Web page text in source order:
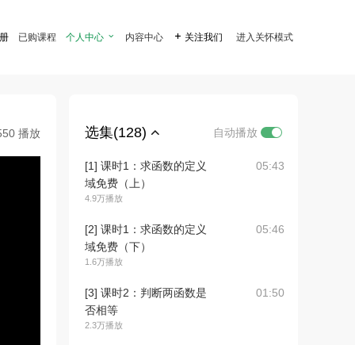
已购课程 个人中心  内容中心  关注我们 进入关怀模式
播放 选集(128) 自动播放
[1] 课时1：求函数的定义
域免费（上）
4.9万播放
05:43
[2] 课时1：求函数的定义
域免费（下）
1.6万播放
05:46
[3] 课时2：判断两函数是
否相等
2.3万播放
01:50